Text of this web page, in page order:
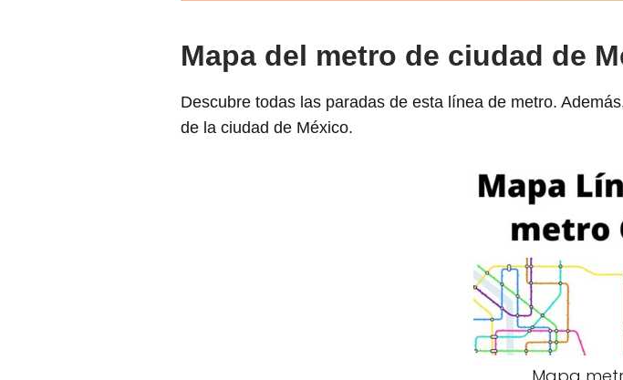
Mapa del metro de ciudad de
Descubre todas las paradas de esta línea de metro.
de la ciudad de México.